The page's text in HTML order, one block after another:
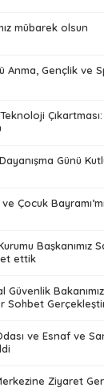
mübarek olsun
Anma, Gençlik ve
Günü
Çocuk
Başkanımız
ettik
Güvenlik
Sohbet
ve Esnaf ve
Ziyaret